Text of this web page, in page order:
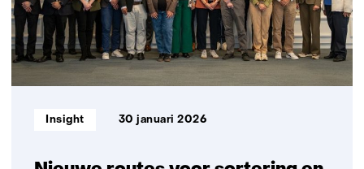
plastic
recycling
Informatietype:
Insight 30 januari 2026